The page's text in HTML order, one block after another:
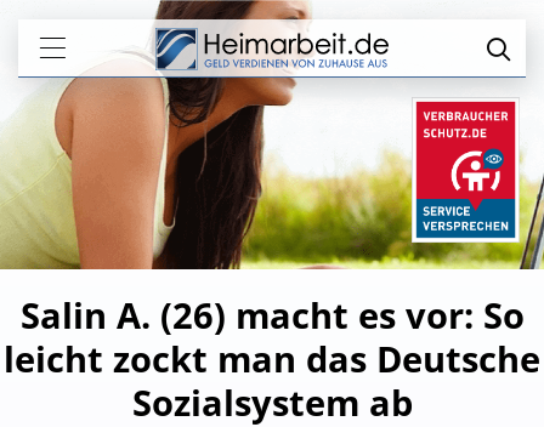
Salin A. (26) macht es vor: So
leicht zockt man das Deutsche
Sozialsystem ab